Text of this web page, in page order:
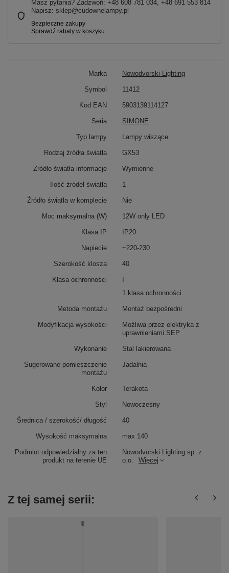
Masz pytania? Zadzwoń: +48 608 781 034, +48 691 553 814
Napisz: sklep@cudownelampy.pl
Marka Nowodvorski Lighting
Podmiot odpowiedzialny za ten
produkt na terenie UE
Nowodvorski Lighting sp. z
o.o.
Więcej
Symbol 11412
Kod EAN 5903139114127
Seria SIMONE
Typ lampy Lampy wiszące
Rodzaj źródła światła GX53
Żródło światła informacje Wymienne
Ilość źródeł światła 1
Źródło światła w komplecie Nie
Moc maksymalna (W) 12W only LED
Klasa IP IP20
Napiecie ~220-230
Szerokość klosza 40
Klasa ochronności
1 klasa ochronności
Metoda montażu Montaż bezpośredni
Modyfikacja wysokości
Możliwa przez elektryka z
uprawnieniami SEP
Wykonanie Stal lakierowana
Sugerowane pomieszczenie
montażu
Jadalnia
Kolor Terakota
Styl Nowoczesny
Średnica / szerokość/ długość 40
Wysokość maksymalna max 140
Z tej samej serii: